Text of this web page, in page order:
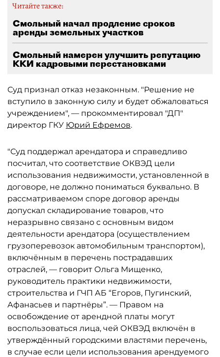
Читайте также:
Смольный начал продление сроков
аренды земельных участков
Смольный намерен улучшить репутацию
ККИ кадровыми перестановками
Суд признал отказ незаконным. "Решение не
вступило в законную силу и будет обжаловаться
учреждением", — прокомментировал "ДП"
директор ГКУ Юрий Ефремов.
"Суд поддержал арендатора и справедливо
посчитал, что соответствие ОКВЭД цели
использования недвижимости, установленной в
договоре, не должно пониматься буквально. В
рассматриваемом споре договор аренды
допускал складирование товаров, что
неразрывно связано с основным видом
деятельности арендатора (осуществлением
грузоперевозок автомобильным транспортом),
включённым в перечень пострадавших
отраслей, — говорит Ольга Мищенко,
руководитель практики недвижимости,
строительства и ГЧП АБ “Егоров, Пугинский,
Афанасьев и партнёры”. — Правом на
освобождение от арендной платы могут
воспользоваться лица, чей ОКВЭД включён в
утверждённый городскими властями перечень,
в случае если цели использования арендуемого